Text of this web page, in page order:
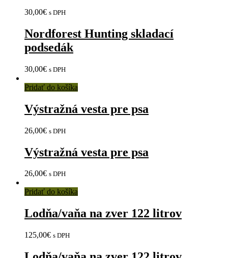
30,00€ s DPH
Nordforest Hunting skladací
podsedák
30,00€ s DPH
Pridať do košíka
Výstražná vesta pre psa
26,00€ s DPH
Výstražná vesta pre psa
26,00€ s DPH
Pridať do košíka
Lodňa/vaňa na zver 122 litrov
125,00€ s DPH